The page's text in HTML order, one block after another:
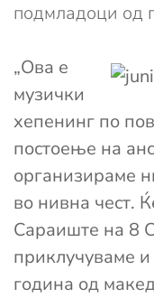
подмладоци од
„Ова е
музички
хепенинг по
постоење на
организираме
во нивна чест.
Сараиште на 8
приклучуваме
година од